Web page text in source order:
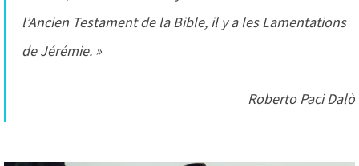
l’Ancien Testament de la Bible, il y a les Lamentations
de Jérémie. »
Roberto Paci Dalò